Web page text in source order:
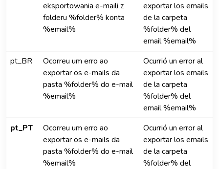
eksportowania e-maili z
folderu %folder% konta
%email%
exportar los emails
de la carpeta
%folder% del
email %email%
pt_BR
Ocorreu um erro ao
exportar os e-mails da
pasta %folder% do e-mail
%email%
Ocurrió un error al
exportar los emails
de la carpeta
%folder% del
email %email%
pt_PT
Ocorreu um erro ao
exportar os e-mails da
pasta %folder% do e-mail
%email%
Ocurrió un error al
exportar los emails
de la carpeta
%folder% del